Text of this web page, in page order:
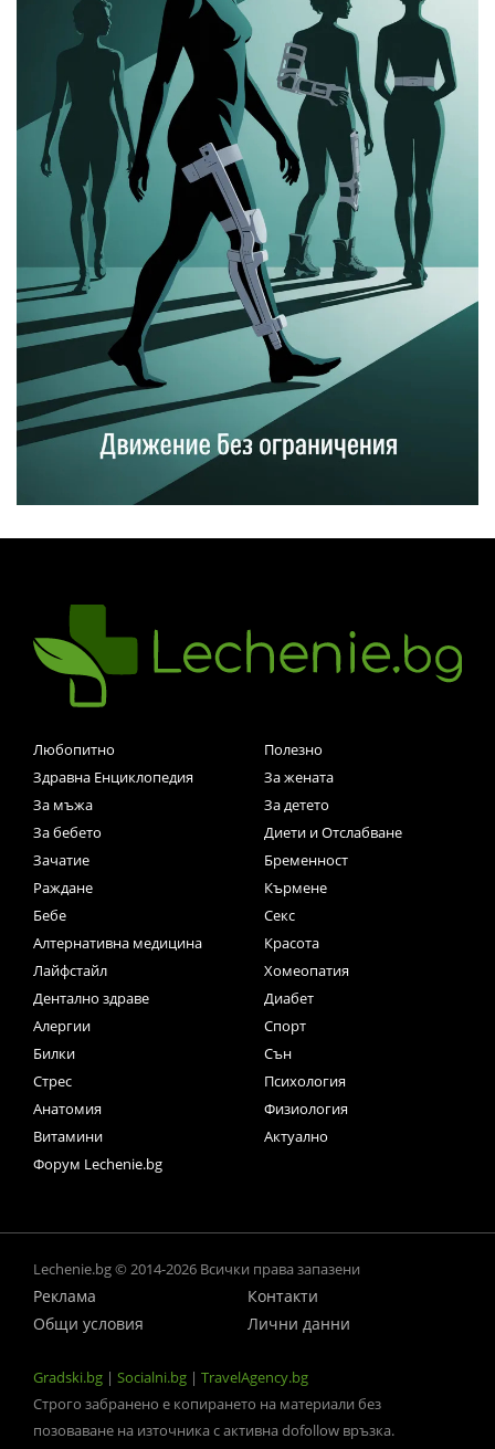
Любопитно
Полезно
Здравна Енциклопедия
За жената
За мъжа
За детето
За бебето
Диети и Отслабване
Зачатие
Бременност
Раждане
Кърмене
Бебе
Секс
Алтернативна медицина
Красота
Лайфстайл
Хомеопатия
Дентално здраве
Диабет
Алергии
Спорт
Билки
Сън
Стрес
Психология
Анатомия
Физиология
Витамини
Актуално
Форум Lechenie.bg
Lechenie.bg © 2014-2026 Всички права запазени
Реклама
Контакти
Общи условия
Лични данни
Gradski.bg | Socialni.bg | TravelAgency.bg
Строго забранено е копирането на материали без
позоваване на източника с активна dofollow връзка.